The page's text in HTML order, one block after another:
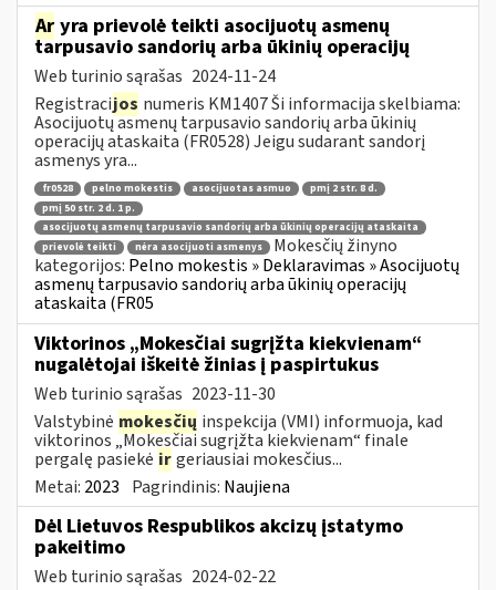
Ar yra prievolė teikti asocijuotų asmenų
tarpusavio sandorių arba ūkinių operacijų
Web turinio sąrašas 2024-11-24
Registracijos numeris KM1407 Ši informacija skelbiama:
Asocijuotų asmenų tarpusavio sandorių arba ūkinių
operacijų ataskaita (FR0528) Jeigu sudarant sandorį
asmenys yra...
fr0528 pelno mokestis asocijuotas asmuo
pmį 2 str. 8 d.
pmį 50 str. 2 d. 1 p.
asocijuotų asmenų tarpusavio sandorių arba ūkinių operacijų ataskaita
prievolė teikti
nėra asocijuoti asmenys
Mokesčių žinyno
kategorijos: Pelno mokestis » Deklaravimas » Asocijuotų
asmenų tarpusavio sandorių arba ūkinių operacijų
ataskaita (FR05
Viktorinos „Mokesčiai sugrįžta kiekvienam“
nugalėtojai iškeitė žinias į paspirtukus
Web turinio sąrašas 2023-11-30
Valstybinė mokesčių inspekcija (VMI) informuoja, kad
viktorinos „Mokesčiai sugrįžta kiekvienam“ finale
pergalę pasiekė irgeriausiai mokesčius...
Metai: 2023 Pagrindinis: Naujiena
Dėl Lietuvos Respublikos akcizų įstatymo
pakeitimo
Web turinio sąrašas 2024-02-22